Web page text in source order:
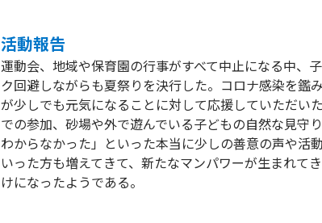
活動報告
運動会、地域や保育園の行事がすべて中止になる中、
ク回避しながらも夏祭りを決行した。コロナ感染を鑑
が少しでも元気になることに対して応援していただい
での参加、砂場や外で遊んでいる子どもの自然な見守
わからなかった」といった本当に少しの善意の声や活
いった方も増えてきて、新たなマンパワーが生まれて
けになったようである。